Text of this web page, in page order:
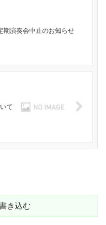
期演奏会中止のお知らせ
て
き込む